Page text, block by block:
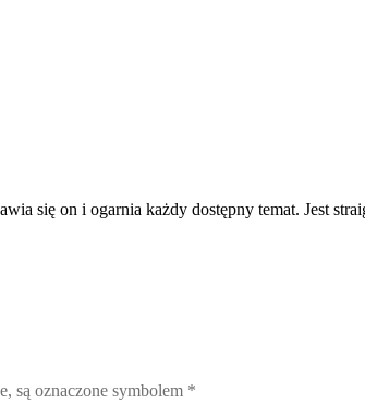
się on i ogarnia każdy dostępny temat. Jest
są oznaczone symbolem *